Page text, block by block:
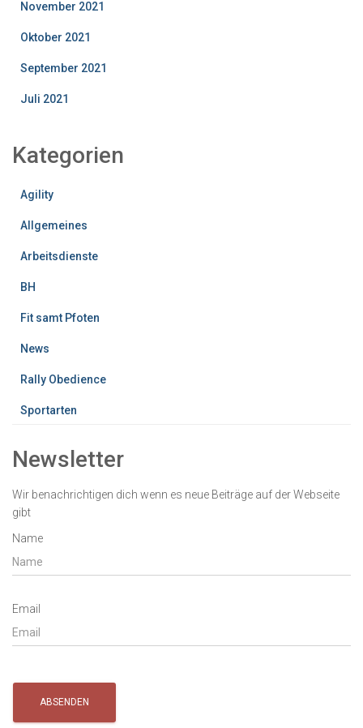
November 2021
Oktober 2021
September 2021
Juli 2021
Kategorien
Agility
Allgemeines
Arbeitsdienste
BH
Fit samt Pfoten
News
Rally Obedience
Sportarten
Newsletter
Wir benachrichtigen dich wenn es neue Beiträge auf der Webseite
gibt
Name
Email